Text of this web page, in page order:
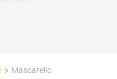
Mascarello